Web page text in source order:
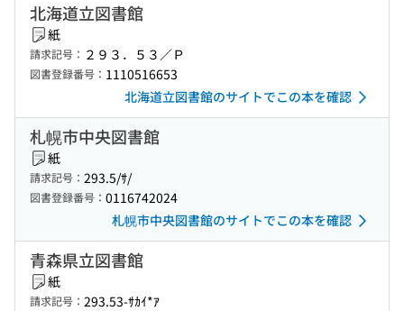
北海道立図書館
紙
請求記号： ２９３．５３／Ｐ
図書登録番号： 1110516653
北海道立図書館のサイトでこの本を確認
札幌市中央図書館
紙
請求記号： 293.5/ｻ/
図書登録番号： 0116742024
札幌市中央図書館のサイトでこの本を確認
青森県立図書館
紙
請求記号： 293.53-ｻｶｲ*ｱ